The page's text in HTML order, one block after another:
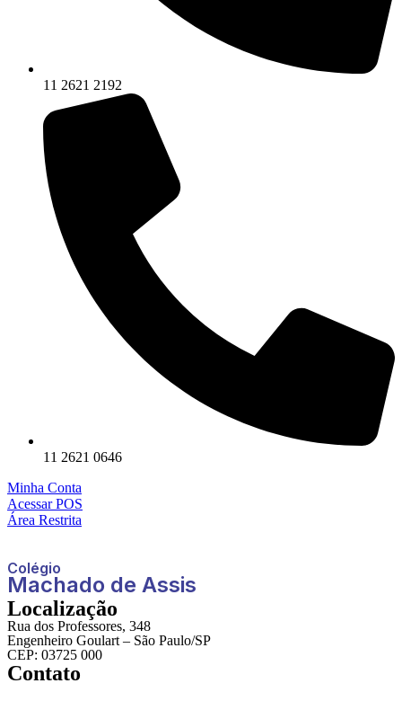
11 2621 2192
11 2621 0646
Minha Conta
Acessar POS
Área Restrita
Colégio
Machado de Assis
Localização
Rua dos Professores, 348
Engenheiro Goulart – São Paulo/SP
CEP: 03725 000
Contato